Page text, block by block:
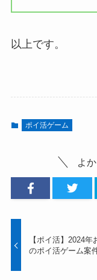
以上です。
ポイ活ゲーム
よ
【ポイ活】2024年
のポイ活ゲーム案